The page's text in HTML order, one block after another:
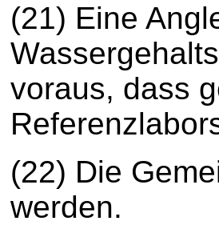
(21) Eine
voraus, dass
(22) Die
werden.